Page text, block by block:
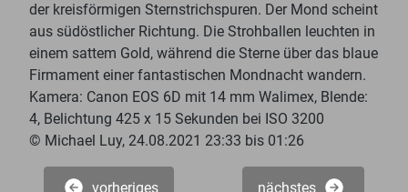
der kreisförmigen Sternstrichspuren. Der Mond scheint
aus südöstlicher Richtung. Die Strohballen leuchten in
einem sattem Gold, während die Sterne über das blaue
Firmament einer fantastischen Mondnacht wandern.
Kamera: Canon EOS 6D mit 14 mm Walimex, Blende:
4, Belichtung 425 x 15 Sekunden bei ISO 3200
© Michael Luy, 24.08.2021 23:33 bis 01:26
vorheriges nächstes